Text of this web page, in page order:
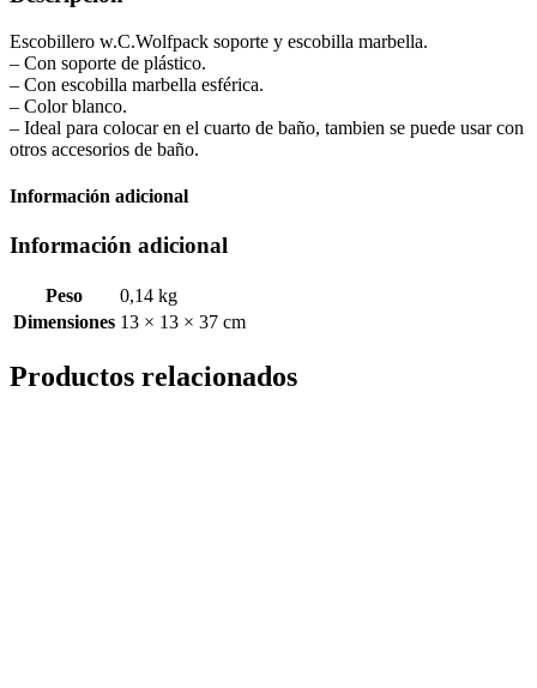
Escobillero w.C.Wolfpack soporte y escobilla marbella.
– Con soporte de plástico.
– Con escobilla marbella esférica.
– Color blanco.
– Ideal para colocar en el cuarto de baño, tambien se puede usar con
otros accesorios de baño.
Información adicional
Información adicional
Peso
0,14 kg
Dimensiones 13 × 13 × 37 cm
Productos relacionados